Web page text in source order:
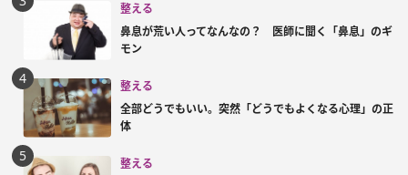
整える
鼻息が荒い人ってなんなの？ 医師に聞く「鼻息」のギ
モン
整える
全部どうでもいい。突然「どうでもよくなる心理」の正
体
整える